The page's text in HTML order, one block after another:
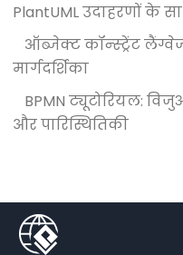
PlantUML उदाहरणों के
ऑब्जेक्ट कॉन्स्ट्रेंट
मार्गदर्शिका
BPMN ट्यूटोरियल:
और पारिस्थितिकी